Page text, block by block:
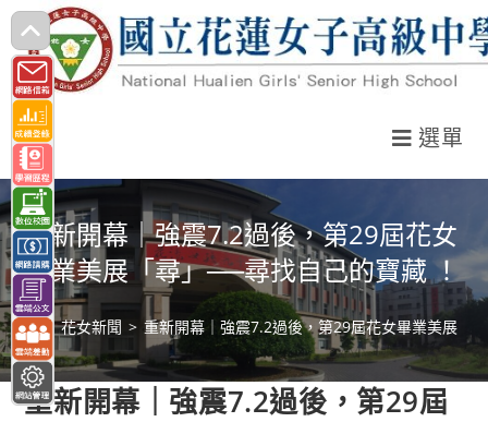
跳
轉
至
主
要
內
容
選單
重新開幕｜強震7.2過後，第29屆花女
畢業美展「尋」──尋找自己的寶藏 ！
> 花女新聞 > 重新開幕｜強震7.2過後，第29屆花女畢業美展「
重新開幕｜強震7.2過後，第29屆